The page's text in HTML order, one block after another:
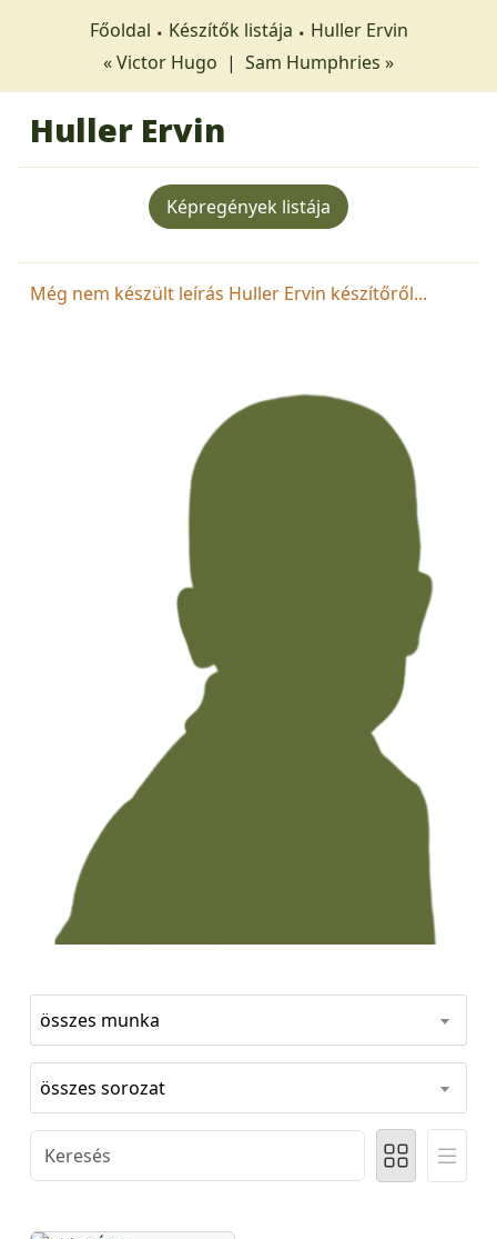
Főoldal Készítők listája
Huller Ervin
« Victor Hugo | Sam Humphries »
Huller Ervin
Képregények listája
Még nem készült leírás Huller Ervin készítőről...
összes munka
összes sorozat